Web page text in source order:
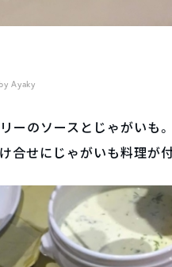
Ayaky
ーのソースとじゃがいも
合せにじゃがいも料理が